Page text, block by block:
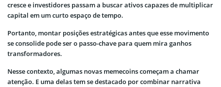
cresce e investidores passam a buscar ativos capazes de multiplicar
capital em um curto espaço de tempo.
Portanto, montar posições estratégicas antes que esse movimento
se consolide pode ser o passo-chave para quem mira ganhos
transformadores.
Nesse contexto, algumas novas memecoins começam a chamar
atenção. E uma delas tem se destacado por combinar narrativa